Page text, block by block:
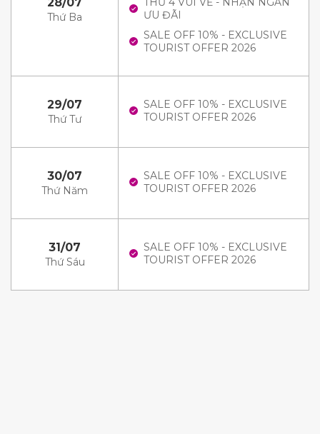
Thứ Ba
ƯU ĐÃI
SALE OFF 10% - EXCLUSIVE
TOURIST OFFER 2026
29/07
Thứ Tư
SALE OFF 10% - EXCLUSIVE
TOURIST OFFER 2026
30/07
Thứ Năm
SALE OFF 10% - EXCLUSIVE
TOURIST OFFER 2026
31/07
Thứ Sáu
SALE OFF 10% - EXCLUSIVE
TOURIST OFFER 2026